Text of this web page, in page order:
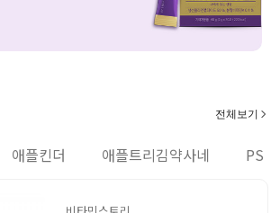
전체보기
애플킨더 애플트리김약사네 PS